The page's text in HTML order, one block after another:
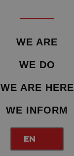
WE ARE
WE DO
WE ARE HERE
WE INFORM
EN